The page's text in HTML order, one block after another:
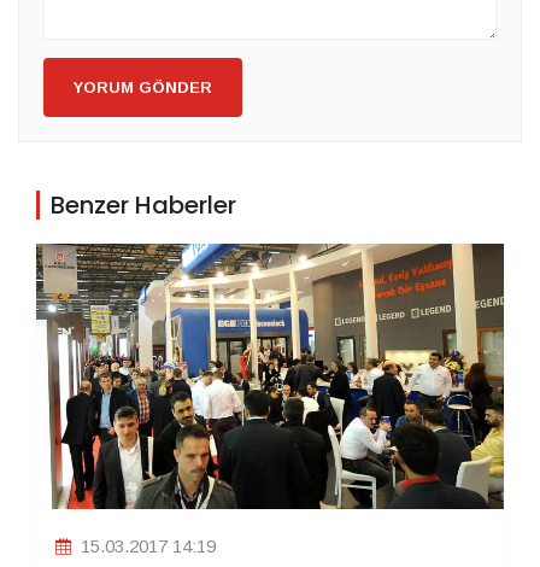
YORUM GÖNDER
Benzer Haberler
15.03.2017 14:19